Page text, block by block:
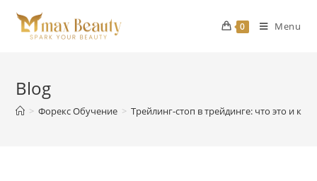
content
0 Menu
Blog
> Форекс Обучение > Трейлинг-стоп в трейдинге: что это и